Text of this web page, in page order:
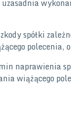
spółki
polecenia,
naprawienia
wiążącego